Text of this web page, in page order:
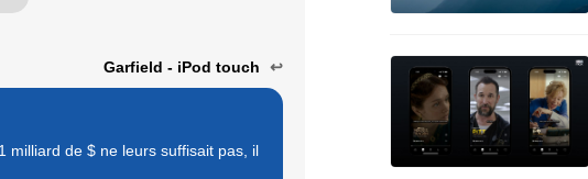
Garfield - iPod touch ↩
milliard de $ ne leurs suffisait pas, il